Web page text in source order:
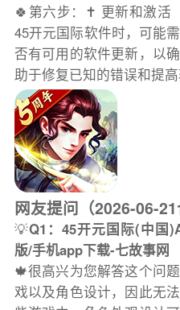
🍀第六步：✝️ 更新和激活
45开元国际软件时，可能
否有可用的软件更新，以
助于修复已知的错误和提高
网友提问（2026-06-21
💡Q1：45开元国际(中国
版/手机app下载-七故事网
🍁很高兴为您解答这个问
戏以及角色设计，因此无